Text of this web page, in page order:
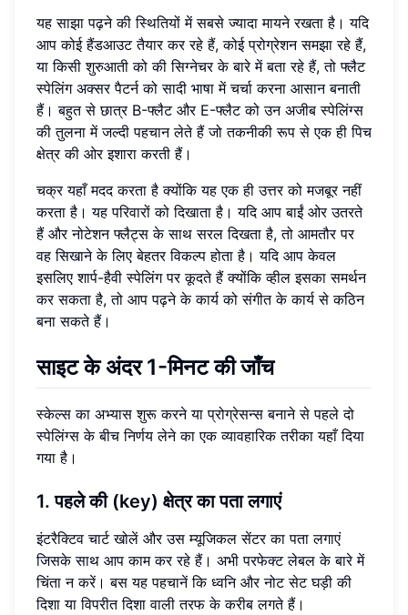
यह साझा पढ़ने की स्थितियों में सबसे ज्यादा मायने रखता है। यदि
आप कोई हैंडआउट तैयार कर रहे हैं, कोई प्रोग्रेशन समझा रहे हैं,
या किसी शुरुआती को की सिग्नेचर के बारे में बता रहे हैं, तो फ्लैट
स्पेलिंग अक्सर पैटर्न को सादी भाषा में चर्चा करना आसान बनाती
हैं। बहुत से छात्र B-फ्लैट और E-फ्लैट को उन अजीब स्पेलिंग्स
की तुलना में जल्दी पहचान लेते हैं जो तकनीकी रूप से एक ही पिच
क्षेत्र की ओर इशारा करती हैं।
चक्र यहाँ मदद करता है क्योंकि यह एक ही उत्तर को मजबूर नहीं
करता है। यह परिवारों को दिखाता है। यदि आप बाईं ओर उतरते
हैं और नोटेशन फ्लैट्स के साथ सरल दिखता है, तो आमतौर पर
वह सिखाने के लिए बेहतर विकल्प होता है। यदि आप केवल
इसलिए शार्प-हैवी स्पेलिंग पर कूदते हैं क्योंकि व्हील इसका समर्थन
कर सकता है, तो आप पढ़ने के कार्य को संगीत के कार्य से कठिन
बना सकते हैं।
साइट के अंदर 1-मिनट की जाँच
स्केल्स का अभ्यास शुरू करने या प्रोग्रेसन्स बनाने से पहले दो
स्पेलिंग्स के बीच निर्णय लेने का एक व्यावहारिक तरीका यहाँ दिया
गया है।
1. पहले की (key) क्षेत्र का पता लगाएं
इंटरैक्टिव चार्ट खोलें और उस म्यूजिकल सेंटर का पता लगाएं
जिसके साथ आप काम कर रहे हैं। अभी परफेक्ट लेबल के बारे में
चिंता न करें। बस यह पहचानें कि ध्वनि और नोट सेट घड़ी की
दिशा या विपरीत दिशा वाली तरफ के करीब लगते हैं।